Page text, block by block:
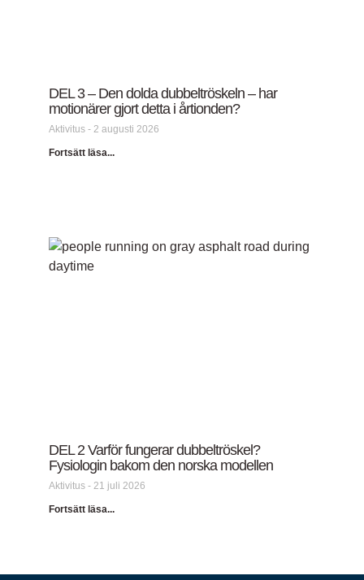
DEL 3 – Den dolda dubbeltröskeln – har
motionärer gjort detta i årtionden?
Aktivitus 2 augusti 2026
Fortsätt läsa...
DEL 2 Varför fungerar dubbeltröskel?
Fysiologin bakom den norska modellen
Aktivitus 21 juli 2026
Fortsätt läsa...